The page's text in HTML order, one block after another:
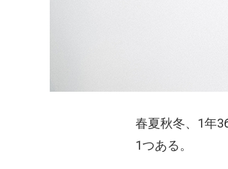
春夏秋冬、1年
1つある。